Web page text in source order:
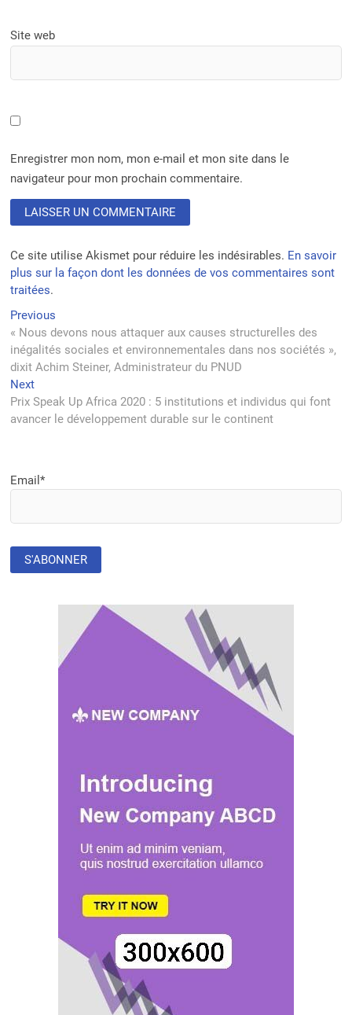
Site web
Enregistrer mon nom, mon e-mail et mon site dans le
navigateur pour mon prochain commentaire.
Ce site utilise Akismet pour réduire les indésirables. En savoir
plus sur la façon dont les données de vos commentaires sont
traitées.
Navigation
de
l’article
Previous
post:
« Nous devons nous attaquer aux causes structurelles des
inégalités sociales et environnementales dans nos sociétés »,
dixit Achim Steiner, Administrateur du PNUD
NextNext
post:
Prix Speak Up Africa 2020 : 5 institutions et individus qui font
avancer le développement durable sur le continent
Email*